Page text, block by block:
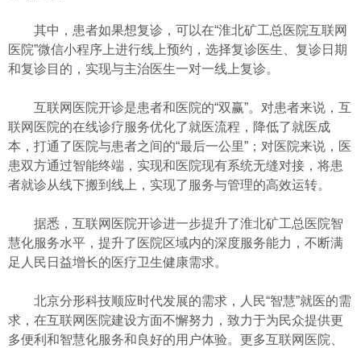
其中，患者如果想复诊，可以在“淮北矿工总医院互联网
医院”微信小程序上进行线上预约，选择复诊医生、复诊日期
和复诊目的，实现与主治医生一对一线上复诊。
互联网医院开诊是患者和医院的“双赢”。对患者来说，互
联网医院的在线诊疗服务优化了就医流程，降低了就医成
本，打通了医院与患者之间的“最后一公里”；对医院来说，医
患双方通过智能终端，实现和医院现有系统无缝对接，将患
者就诊从线下搬到线上，实现了服务与管理的高效运转。
据悉，互联网医院开诊进一步提升了淮北矿工总医院智
慧化服务水平，提升了医院区域内的深度服务能力，不断满
足人民日益增长的医疗卫生健康需求。
北京分形科技顺应时代发展的需求，人民“智慧”就医的需
求，在互联网医院建设方面不懈努力，致力于为民众提供更
多便利和智慧化服务和良好的用户体验。更多互联网医院、